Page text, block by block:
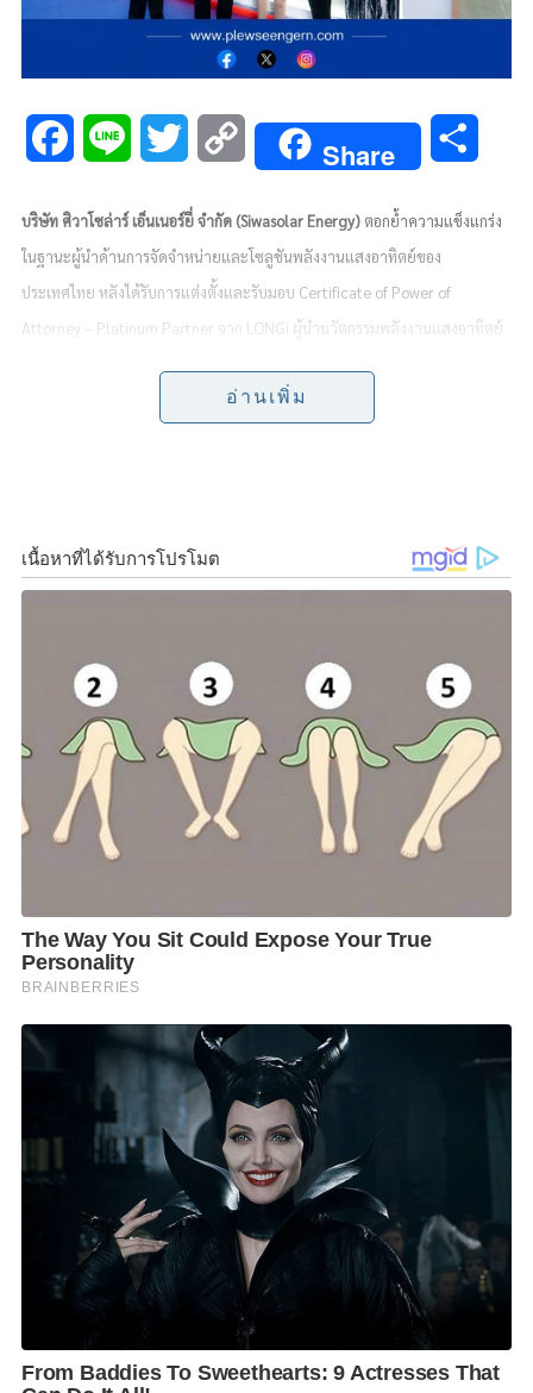
c
e
b
n
e
i
t
e
r
C
p
y
L
i
n
Share
a
e
บริษัท ศิวาโซล่าร์ เอ็นเนอร์ยี่ จำกัด (Siwasolar Energy) ตอกย้ำความแข็งแกร่ง
ในฐานะผู้นำด้านการจัดจำหน่ายและโซลูชันพลังงานแสงอาทิตย์ของ
ประเทศไทย หลังได้รับการแต่งตั้งและรับมอบ Certificate of Power of
Attorney – Platinum Partner จาก LONGi ผู้นำนวัตกรรมพลังงานแสงอาทิตย์
และมาตรฐานการดำเนินธุรกิจของSiwasolar Energy
ของLONGiและดำเนินธุรกิจภายใต้แบรนด์
ภายในขอบเขตอำนาจที่
เป็นการรับรองอย่างเป็นทางการถึงความพร้อมของSiwasolar Energyในการเป็น
ผู้แทนของแบรนด์ที่สามารถส่งมอบผลิตภัณฑ์ เทคโนโลยี และบริการตาม
มาตรฐานของLONGi ให้กับตลาดประเทศไทย
ตลอดช่วงปี2024–2026 Siwasolar Energy
ได้รับการยกระดับสถานะ
จาก
Authorized Distributor Strategic Distributor ก่อนก้าวสู่การได้
ยอมรับจาก
การดำเนินกิจกรรมทางการตลาด และการสร้างเครือข่ายพันธมิตรที่แข็งแกร่ง
สะท้อนถึงความร่วมมือระยะยาวระหว่างทั้งสององค์กรในการผลักดัน
Energy Solution Partner รองรับการเปลี่ยนผ่านของตลาดพลังงาน
การได้รับการแต่งตั้งในครั้งนี้ยังสะท้อนถึงทิศทางการดำเนินธุรกิจของ
Energy
ที่ได้ยกระดับจากผู้จัดจำหน่ายแผงโซลาร์เซลล์สู่การเป็น
Solution Partnerที่พร้อมส่งมอบโซลูชันด้านพลังงานแบบครบวงจร ครอบคลุม
ตั้งแต่การให้คำปรึกษา การเลือกเทคโนโลยี การออกแบบระบบ การสนับสนุนด้าน
เทคนิค ตลอดจนบริการหลังการขายเพื่อให้ลูกค้าได้รับโซลูชันที่เหมาะสมกับ
ลักษณะของแต่ละโครงการ
ทิศทางดังกล่าวสอดคล้องกับการเปลี่ยนแปลงของตลาดพลังงานสะอาดใน
อ่านเพิ่ม